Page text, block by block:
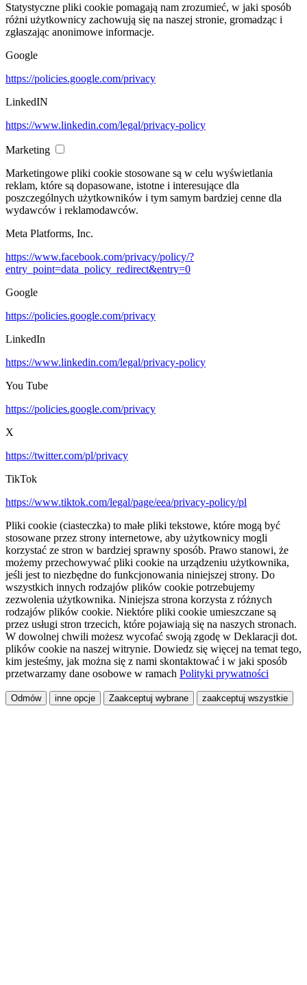
Statystyczne pliki cookie pomagają nam zrozumieć, w jaki sposób
różni użytkownicy zachowują się na naszej stronie, gromadząc i
zgłaszając anonimowe informacje.
Google
https://policies.google.com/privacy
LinkedIN
https://www.linkedin.com/legal/privacy-policy
Marketing
Marketingowe pliki cookie stosowane są w celu wyświetlania
reklam, które są dopasowane, istotne i interesujące dla
poszczególnych użytkowników i tym samym bardziej cenne dla
wydawców i reklamodawców.
Meta Platforms, Inc.
https://www.facebook.com/privacy/policy/?
entry_point=data_policy_redirect&entry=0
Google
https://policies.google.com/privacy
LinkedIn
https://www.linkedin.com/legal/privacy-policy
You Tube
https://policies.google.com/privacy
X
https://twitter.com/pl/privacy
TikTok
https://www.tiktok.com/legal/page/eea/privacy-policy/pl
Pliki cookie (ciasteczka) to małe pliki tekstowe, które mogą być
stosowane przez strony internetowe, aby użytkownicy mogli
korzystać ze stron w bardziej sprawny sposób. Prawo stanowi, że
możemy przechowywać pliki cookie na urządzeniu użytkownika,
jeśli jest to niezbędne do funkcjonowania niniejszej strony. Do
wszystkich innych rodzajów plików cookie potrzebujemy
zezwolenia użytkownika. Niniejsza strona korzysta z różnych
rodzajów plików cookie. Niektóre pliki cookie umieszczane są
przez usługi stron trzecich, które pojawiają się na naszych stronach.
W dowolnej chwili możesz wycofać swoją zgodę w Deklaracji dot.
plików cookie na naszej witrynie. Dowiedz się więcej na temat tego,
kim jesteśmy, jak można się z nami skontaktować i w jaki sposób
przetwarzamy dane osobowe w ramach Polityki prywatności
Odmów inne opcje Zaakceptuj wybrane zaakceptuj wszystkie